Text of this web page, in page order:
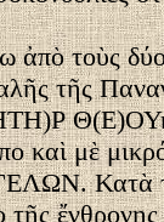
ἀπὸ τοὺς δύο
τῆς
καὶ μὲ
Κατὰ
τῆς